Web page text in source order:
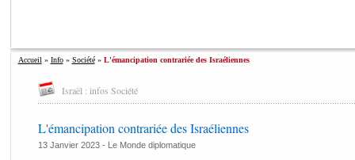
Accueil » Info» Société» L'émancipation contrariée des Israéliennes
Israël : infos Société
L'émancipation contrariée des Israéliennes
13 Janvier 2023 - Le Monde diplomatique